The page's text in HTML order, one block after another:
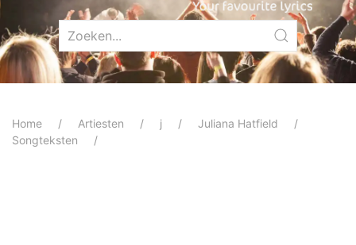
Home Artiesten j
Juliana Hatfield
Songteksten